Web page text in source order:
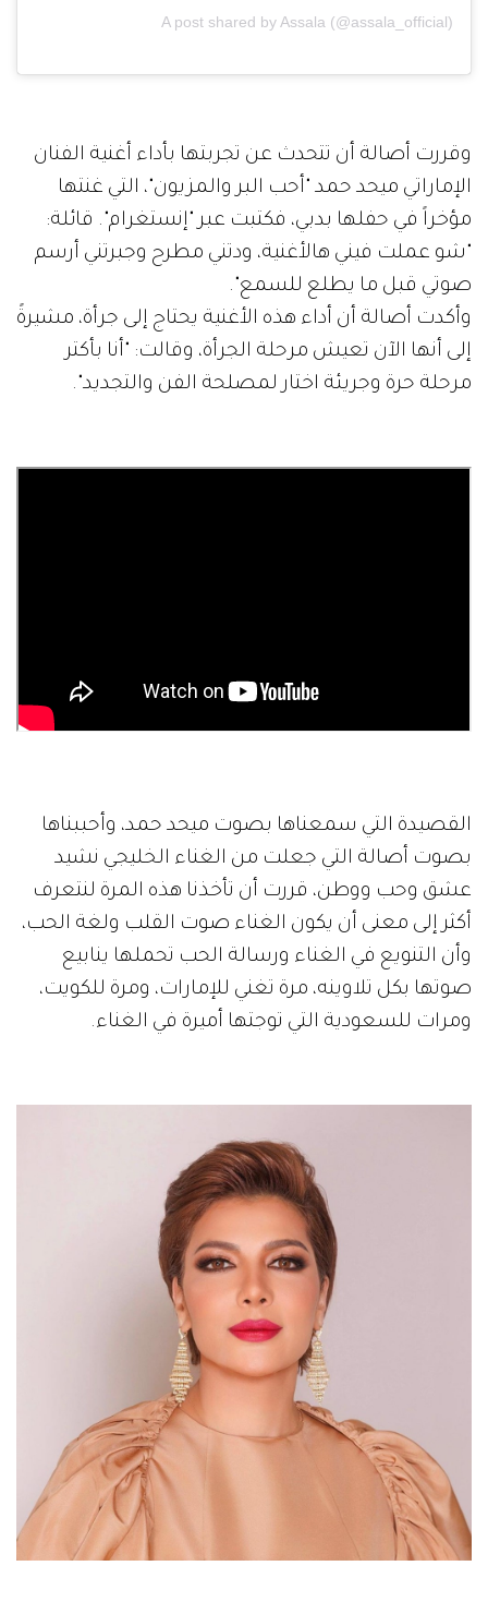
A post shared by Assala (@assala_official)
وقررت أصالة أن تتحدث عن تجربتها بأداء أغنية الفنان
الإماراتي ميحد حمد "أحب البر والمزيون"، التي غنتها
مؤخراً في حفلها بدبي، فكتبت عبر "إنستغرام". قائلة:
"شو عملت فيني هالأغنية، ودتني مطرح وجبرتني أرسم
صوتي قبل ما يطلع للسمع".
وأكدت أصالة أن أداء هذه الأغنية يحتاج إلى جرأة، مشيرةً
إلى أنها الآن تعيش مرحلة الجرأة، وقالت: "أنا بأكتر
مرحلة حرة وجريئة اختار لمصلحة الفن والتجديد".
القصيدة التي سمعناها بصوت ميحد حمد، وأحببناها
بصوت أصالة التي جعلت من الغناء الخليجي نشيد
عشق وحب ووطن، قررت أن تأخذنا هذه المرة لنتعرف
أكثر إلى معنى أن يكون الغناء صوت القلب ولغة الحب،
وأن التنويع في الغناء ورسالة الحب تحملها ينابيع
صوتها بكل تلاوينه، مرة تغني للإمارات، ومرة للكويت،
ومرات للسعودية التي توجتها أميرة في الغناء.